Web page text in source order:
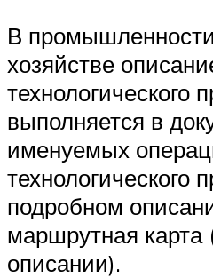
В
хозяйстве
технологического
выполняется в
именуемых
технологического
подробном
маршрутная карта
описании).